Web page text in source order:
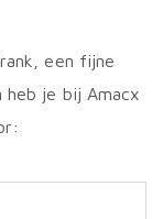
een fijne
heb je bij Amacx